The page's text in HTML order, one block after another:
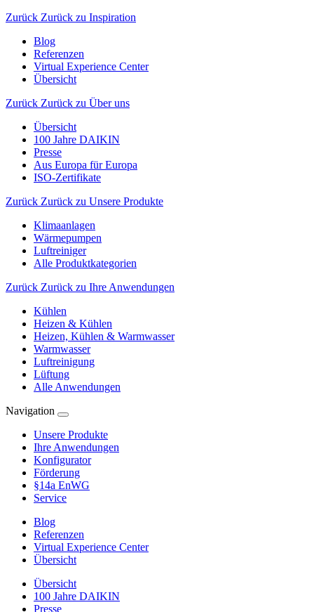
Zurück Zurück zu Inspiration
Blog
Referenzen
Virtual Experience Center
Übersicht
Zurück Zurück zu Über uns
Übersicht
100 Jahre DAIKIN
Presse
Aus Europa für Europa
ISO-Zertifikate
Zurück Zurück zu Unsere Produkte
Klimaanlagen
Wärmepumpen
Luftreiniger
Alle Produktkategorien
Zurück Zurück zu Ihre Anwendungen
Kühlen
Heizen & Kühlen
Heizen, Kühlen & Warmwasser
Warmwasser
Luftreinigung
Lüftung
Alle Anwendungen
Navigation
Unsere Produkte
Ihre Anwendungen
Konfigurator
Förderung
§14a EnWG
Service
Blog
Referenzen
Virtual Experience Center
Übersicht
Übersicht
100 Jahre DAIKIN
Presse